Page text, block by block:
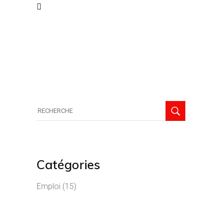
de:
Catégories
Emploi (15)